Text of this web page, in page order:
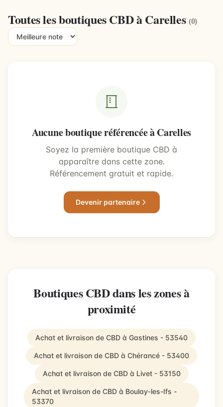
Toutes les boutiques CBD à Carelles(0)
Aucune boutique référencée à Carelles
Soyez la première boutique CBD à
apparaître dans cette zone.
Référencement gratuit et rapide.
Devenir partenaire
Boutiques CBD dans les zones à
proximité
Achat et livraison de CBD à Gastines - 53540
Achat et livraison de CBD à Chérancé - 53400
Achat et livraison de CBD à Livet - 53150
Achat et livraison de CBD à Boulay-les-Ifs -
53370